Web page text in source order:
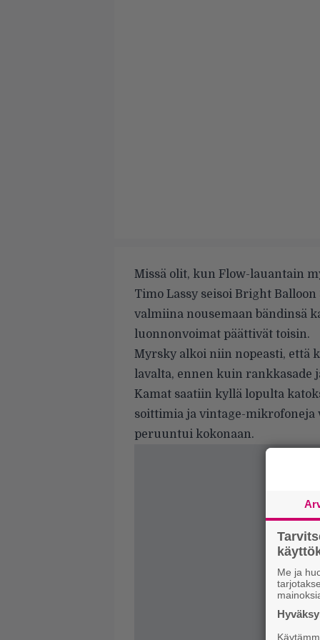
Missä olit, kun Flow-lauantain
Timo Lassy seisoi Bright
valmiina nousemaan bändinsä
luonnonvoimat päättivät toisin.
Myrsky alkoi niin nopeasti, että
lavalta, ennen kuin rankkasade
Kamat saatiin kyllä lopulta
soittimia ja vintage-
peruuntui kokonaan.
Me ja